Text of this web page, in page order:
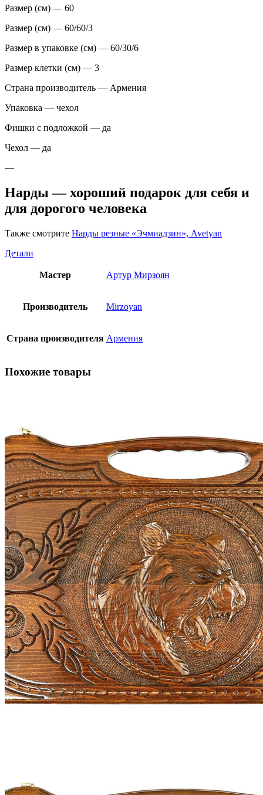
Размер (см) — 60
Размер (см) — 60/60/3
Размер в упаковке (см) — 60/30/6
Размер клетки (см) — 3
Страна производитель — Армения
Упаковка — чехол
Фишки с подложкой — да
Чехол — да
—
Нарды — хороший подарок для себя и
для дорогого человека
Также смотрите Нарды резные «Эчмиадзин», Avetyan
Детали
Мастер Артур Мирзоян
Производитель Mirzoyan
Страна производителя Армения
Похожие товары